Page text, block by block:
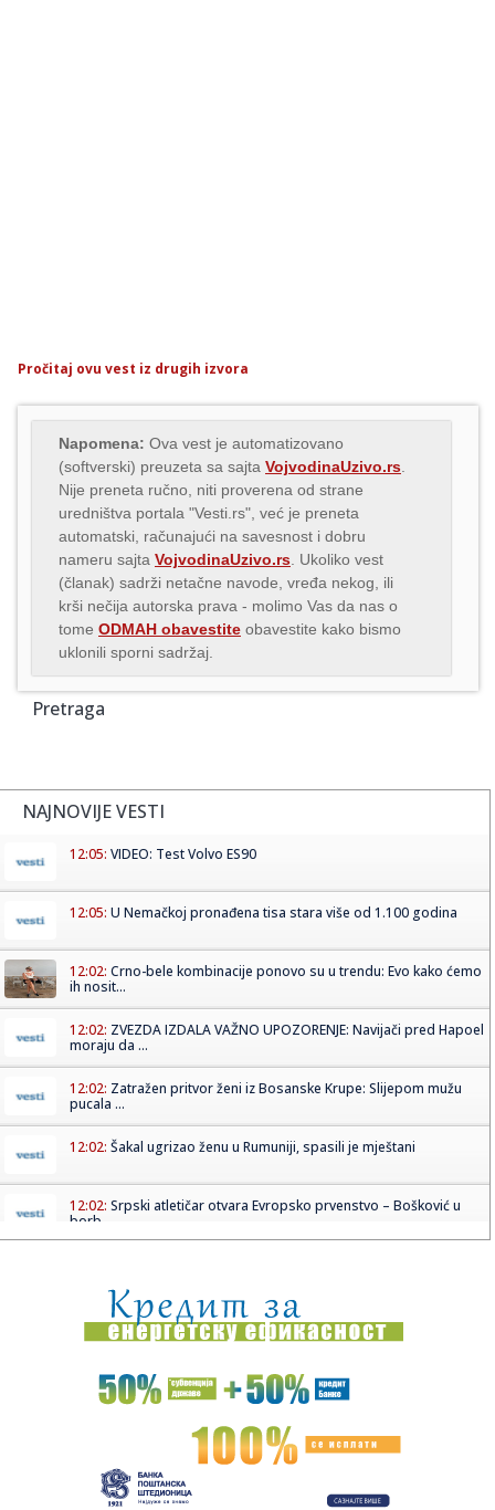
Pročitaj ovu vest iz drugih izvora
Napomena: Ova vest je automatizovano
(softverski) preuzeta sa sajta VojvodinaUzivo.rs
Nije preneta ručno, niti proverena od strane
uredništva portala "Vesti.rs", već je preneta
automatski, računajući na savesnost i dobru
nameru sajta VojvodinaUzivo.rs . Ukoliko vest
(članak) sadrži netačne navode, vređa nekog, ili
krši nečija autorska prava - molimo Vas da nas o
tome ODMAH obavestite obavestite kako bismo
uklonili sporni sadržaj.
Pretraga
NAJNOVIJE VESTI
12:05: VIDEO: Test Volvo ES90
12:05: U Nemačkoj pronađena tisa stara više od 1.100 godina
12:02: Crno-bele kombinacije ponovo su u trendu: Evo kako ćemo
ih nosit...
12:02: ZVEZDA IZDALA VAŽNO UPOZORENJE: Navijači pred Hapoel
moraju da ...
12:02: Zatražen pritvor ženi iz Bosanske Krupe: Slijepom mužu
pucala ...
12:02: Šakal ugrizao ženu u Rumuniji, spasili je mještani
12:02: Srpski atletičar otvara Evropsko prvenstvo – Bošković u
borb...
12:00:Vučić: Preko 100 prijava na portalu „Ko si bre, ti“ za Prij...
11:58:Kultni kvart najposećenijeg grada u Evropi postao je
"zombi zona...
"Dvaput smo ga ubili": Mitić je bio četvrta žrtva Belivukovog
11:54:Šta je bio razlog posete?